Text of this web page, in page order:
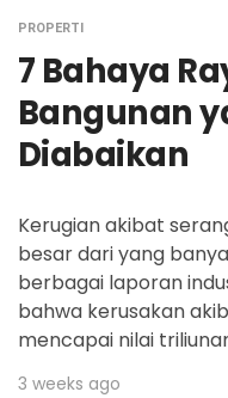
PROPERTI
7 Bahaya
Bangunan
Diabaikan
Kerugian akibat
besar dari yang
berbagai laporan
bahwa kerusakan
mencapai nilai
3 weeks ago